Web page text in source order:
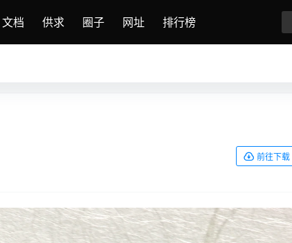
文档 供求 圈子 网址 排行榜
前往下载